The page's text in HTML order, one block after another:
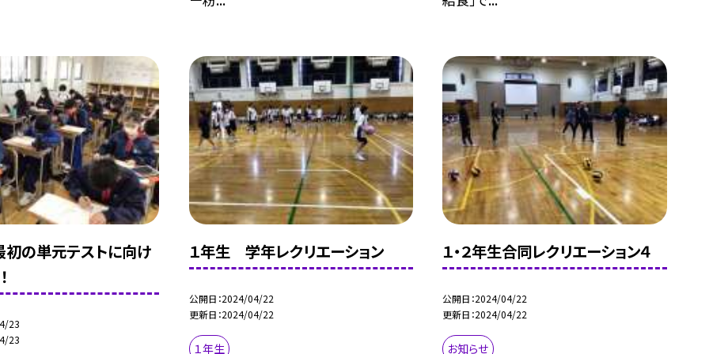
の単元テストに向け
23
23
１年生 学年レクリエーション
公開日 2024/04/22
更新日 2024/04/22
１年生
１・２年生合同レクリエーション４
公開日 2024/04/22
更新日 2024/04/22
お知らせ